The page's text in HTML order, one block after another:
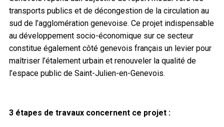
transports publics et de décongestion de la circulation au
sud de l’agglomération genevoise. Ce projet indispensable
au développement socio-économique sur ce secteur
constitue également côté genevois français un levier pour
maîtriser l’étalement urbain et renouveler la qualité de
l’espace public de Saint-Julien-en-Genevois.
3 étapes de travaux concernent ce projet :